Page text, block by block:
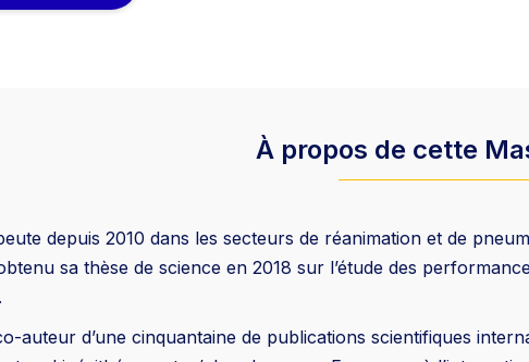
À propos de cette
depuis 2010 dans les secteurs de réanimation et de
sa thèse de science en 2018 sur l’étude des
auteur d’une cinquantaine de publications scientifiques